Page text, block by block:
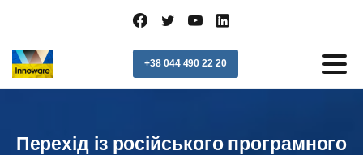
+38 044 490 22 20
Перехід із російського програмного